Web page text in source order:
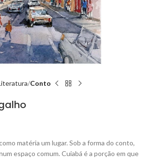
Conto
matéria um lugar. Sob a forma do conto,
espaço comum. Cuiabá é a porção em que